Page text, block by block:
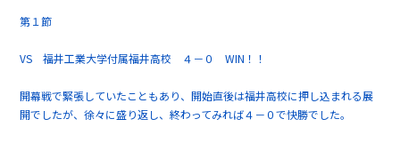
第１節
VS 福井工業大学付属福井高校 ４－０ WIN！！
開幕戦で緊張していたこともあり、開始直後は福井高校に押し込まれる展
開でしたが、徐々に盛り返し、終わってみれば４－０で快勝でした。